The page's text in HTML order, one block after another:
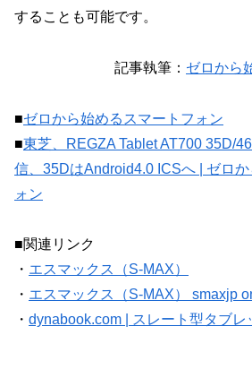
することも可能です。
記事執筆： ゼロから
■ゼロから始めるスマートフォン
■東芝、REGZA Tablet AT700 35D/
信、35DはAndroid4.0 ICSへ | ゼロ
ォン
■関連リンク
・ エスマックス（S-MAX）
・ エスマックス（S-MAX） smaxjp
・ dynabook.com | スレート型タブレ